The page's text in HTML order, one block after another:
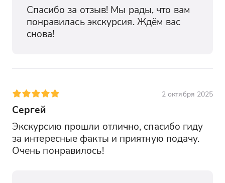
Спасибо за отзыв! Мы рады, что вам
понравилась экскурсия. Ждём вас
снова!
2 октября 2025
Сергей
Экскурсию прошли отлично, спасибо гиду
за интересные факты и приятную подачу.
Очень понравилось!